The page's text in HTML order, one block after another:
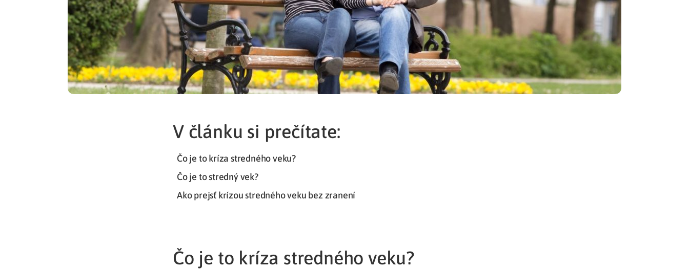
V článku si prečítate:
Čo je to kríza stredného veku?
Čo je to stredný vek?
Ako prejsť krízou stredného veku bez zranení
Čo je to kríza stredného veku?